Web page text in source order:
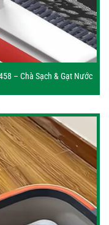
– Chà Sạch & Gạt Nước